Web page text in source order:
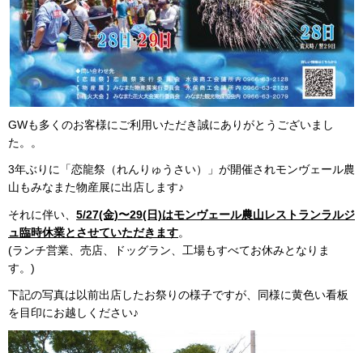
GWも多くのお客様にご利用いただき誠にありがとうございまし
た。。
3年ぶりに「恋龍祭（れんりゅうさい）」が開催されモンヴェール農
山もみなまた物産展に出店します♪
それに伴い、 5/27(金)〜29(日)はモンヴェール農山レストランラルジ
ュ臨時休業とさせていただきます。
(ランチ営業、売店、ドッグラン、工場もすべてお休みとなりま
す。)
下記の写真は以前出店したお祭りの様子ですが、同様に黄色い看板
を目印にお越しください♪